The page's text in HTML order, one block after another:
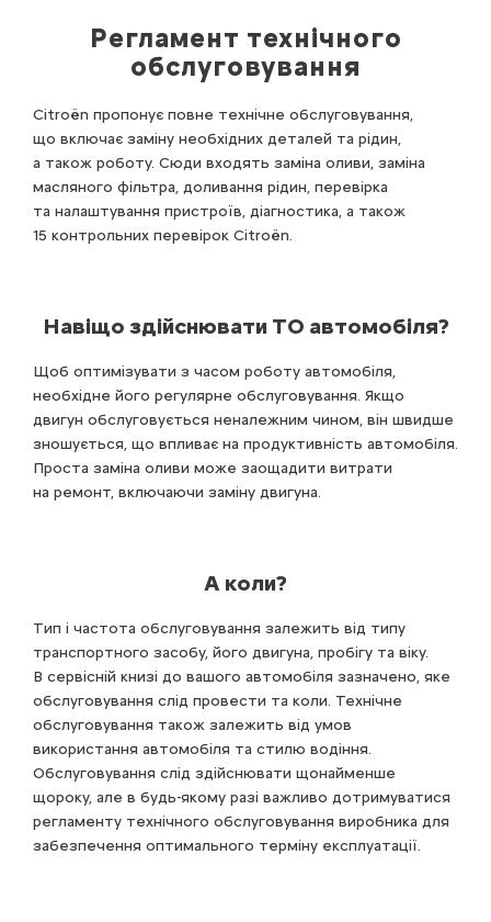
Регламент технічного
обслуговування
Citroën пропонує повне технічне обслуговування,
що включає заміну необхідних деталей та рідин,
а також роботу. Сюди входять заміна оливи, заміна
масляного фільтра, доливання рідин, перевірка
та налаштування пристроїв, діагностика, а також
15 контрольних перевірок Citroën.
Навіщо здійснювати ТО автомобіля?
Щоб оптимізувати з часом роботу автомобіля,
необхідне його регулярне обслуговування. Якщо
двигун обслуговується неналежним чином, він швидше
зношується, що впливає на продуктивність автомобіля.
Проста заміна оливи може заощадити витрати
на ремонт, включаючи заміну двигуна.
А коли?
Тип і частота обслуговування залежить від типу
транспортного засобу, його двигуна, пробігу та віку.
В сервісній книзі до вашого автомобіля зазначено, яке
обслуговування слід провести та коли. Технічне
обслуговування також залежить від умов
використання автомобіля та стилю водіння.
Обслуговування слід здійснювати щонайменше
щороку, але в будь-якому разі важливо дотримуватися
регламенту технічного обслуговування виробника для
забезпечення оптимального терміну експлуатації.